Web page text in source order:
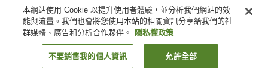
停車場
三溫暖
Spa／美容沙龍
餐廳
找客房
本網站使用 Cookie 以提升使用者體驗，並分析我們網站的效
能與流量。我們也會將您使用本站的相關資訊分享給我們的社
群媒體、廣告和分析合作夥伴。
隱私權政策
不要銷售我的個人資訊 允許全部